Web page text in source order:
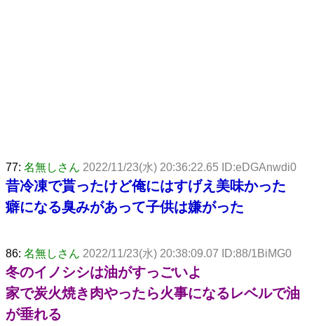
77: 名無しさん 2022/11/23(水) 20:36:22.65 ID:eDGAnwdi0
昔冷凍で貰ったけど俺にはすげえ美味かった
癖になる臭みがあって子供は嫌がった
86: 名無しさん 2022/11/23(水) 20:38:09.07 ID:88/1BiMG0
冬のイノシシは油がすっごいよ
家で炭火焼き肉やったら火事になるレベルで油
が垂れる